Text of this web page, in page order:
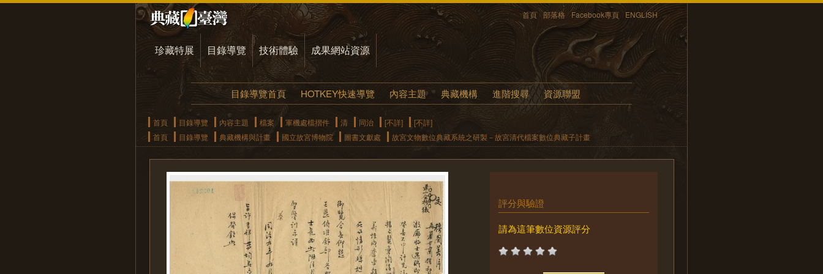
首頁 部落格 Facebook專頁 ENGLISH
珍藏特展 目錄導覽 技術體驗 成果網站資源
目錄導覽首頁 HOTKEY快速導覽 內容主題 典藏機構 進階搜尋 資源聯盟
首頁 目錄導覽 內容主題 檔案 軍機處檔摺件 清 同治 [不詳]
[不詳]
首頁
目錄導覽 典藏機構與計畫 國立故宮博物院 圖書文獻處 故宮文物數位典藏系統之研製－故宮清代檔案數位典藏子計畫
評分與驗證
請為這筆數位資源評分